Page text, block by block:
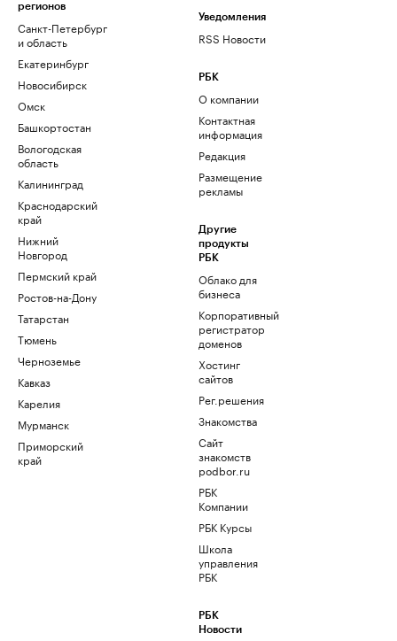
регионов
Санкт-Петербург
и область
Екатеринбург
Новосибирск
Омск
Башкортостан
Вологодская
область
Калининград
Краснодарский
край
Нижний
Новгород
Пермский край
Ростов-на-Дону
Татарстан
Тюмень
Черноземье
Кавказ
Карелия
Мурманск
Приморский
край
Уведомления
RSS Новости
РБК
О компании
Контактная
информация
Редакция
Размещение
рекламы
Другие
продукты
РБК
Облако для
бизнеса
Корпоративный
регистратор
доменов
Хостинг
сайтов
Рег.решения
Знакомства
Сайт
знакомств
podbor.ru
РБК
Компании
РБК Курсы
Школа
управления
РБК
РБК
Новости